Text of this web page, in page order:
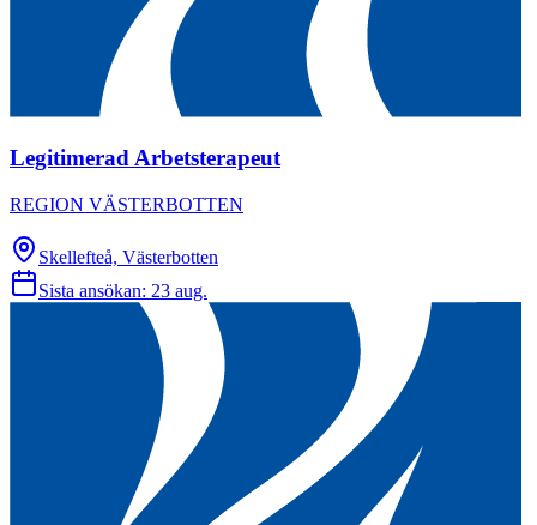
Legitimerad Arbetsterapeut
REGION VÄSTERBOTTEN
Skellefteå, Västerbotten
Sista ansökan: 23 aug.